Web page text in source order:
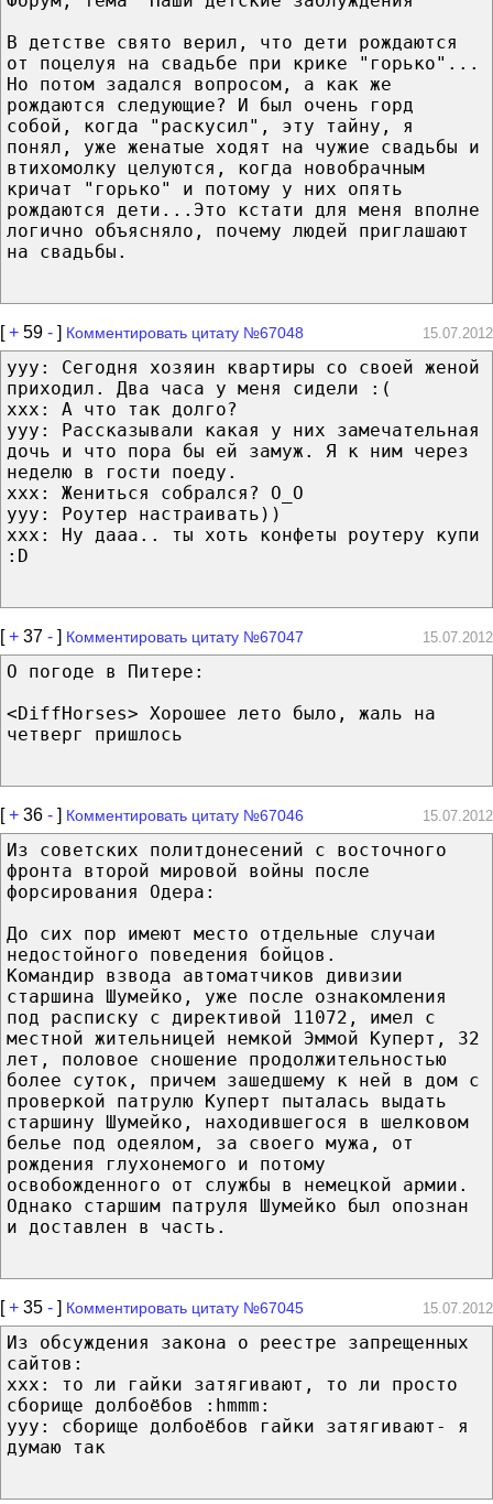
В детстве свято верил, что дети рождаются
от поцелуя на свадьбе при крике "горько"...
Но потом задался вопросом, а как же
рождаются следующие? И был очень горд
собой, когда "раскусил", эту тайну, я
понял, уже женатые ходят на чужие свадьбы и
втихомолку целуются, когда новобрачным
кричат "горько" и потому у них опять
рождаются дети...Это кстати для меня вполне
логично объясняло, почему людей приглашают
на свадьбы.
[+ 59 - ] Комментировать цитату №67048 15.07.2012
yyy: Сегодня хозяин квартиры со своей женой
приходил. Два часа у меня сидели :(
ххх: А что так долго?
yyy: Рассказывали какая у них замечательная
дочь и что пора бы ей замуж. Я к ним через
неделю в гости поеду.
ххх: Жениться собрался? O_O
yyy: Роутер настраивать))
ххх: Ну дааа.. ты хоть конфеты роутеру купи
:D
[+ 37 - ] Комментировать цитату №67047 15.07.2012
О погоде в Питере:
<DiffHorses> Хорошее лето было, жаль на
четверг пришлось
[+ 36 - ] Комментировать цитату №67046 15.07.2012
Из советских политдонесений с восточного
фронта второй мировой войны после
форсирования Одера:
До сих пор имеют место отдельные случаи
недостойного поведения бойцов.
Командир взвода автоматчиков дивизии
старшина Шумейко, уже после ознакомления
под расписку с директивой 11072, имел с
местной жительницей немкой Эммой Куперт, 32
лет, половое сношение продолжительностью
более суток, причем зашедшему к ней в дом с
проверкой патрулю Куперт пыталась выдать
старшину Шумейко, находившегося в шелковом
белье под одеялом, за своего мужа, от
рождения глухонемого и потому
освобожденного от службы в немецкой армии.
Однако старшим патруля Шумейко был опознан
и доставлен в часть.
[+ 35 - ] Комментировать цитату №67045 15.07.2012
Из обсуждения закона о реестре запрещенных
сайтов:
ххх: то ли гайки затягивают, то ли просто
сборище долбоёбов :hmmm:
ууу: сборище долбоёбов гайки затягивают- я
думаю так